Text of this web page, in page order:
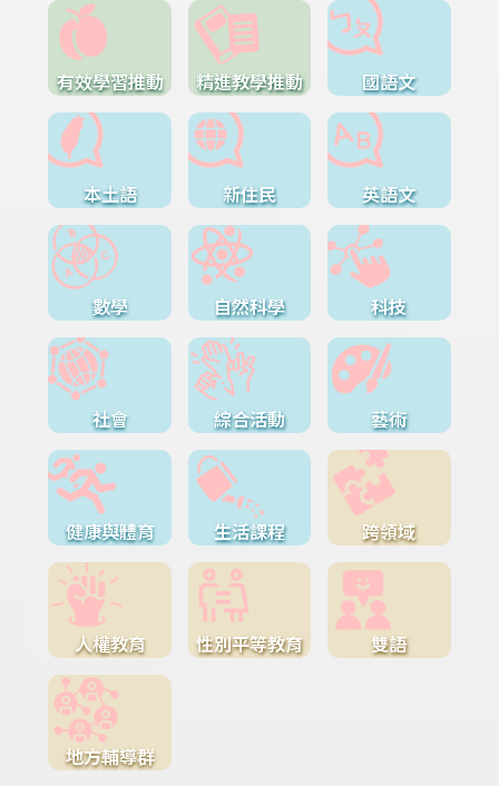
有效學習推動 精進教學推動 國語文
本土語 新住民 英語文
數學 自然科學 科技
社會 綜合活動 藝術
健康與體育 生活課程 跨領域
人權教育 性別平等教育 雙語
地方輔導群